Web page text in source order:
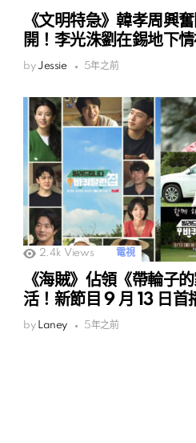
《文明特急》韓孝周興
開！李光洙劉在錫地下
by Jessie 5年之前
2.4k Views 電視
《海賊》佔領《帶輪子
活！新節目 9 月 13 日首
by Laney 5年之前